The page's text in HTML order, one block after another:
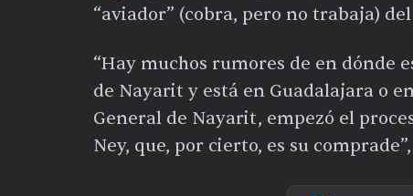
“aviador” (cobra, pero no trabaja)
“Hay muchos rumores de en dónde
de Nayarit y está en Guadalajara o
General de Nayarit, empezó el
Ney, que, por cierto, es su